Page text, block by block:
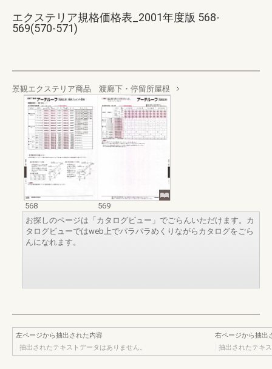
エクステリア規格価格表_2001年度版 568-
569(570-571)
景観エクステリア商品 渡廊下・停留所屋根
568
569
お探しのページは「カタログビュー」でごらんいただけます。カ
タログビューではweb上でパラパラめくりながらカタログをごら
んになれます。
左ページから抽出された内容
抽出されたテキストデータはありません。
右ページから抽出
抽出されたテキ